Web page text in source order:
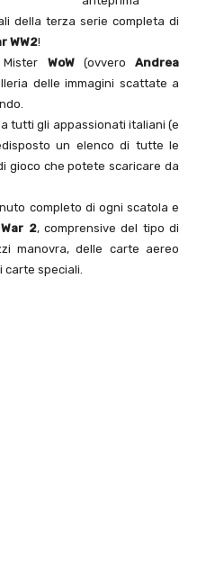
della terza serie completa di
WW2!
WoW (ovvero Andrea
delle immagini scattate a
tutti gli appassionati italiani (e
un elenco di tutte le
gioco che potete scaricare da
completo di ogni scatola e
2, comprensive del tipo di
manovra, delle carte aereo
carte speciali.